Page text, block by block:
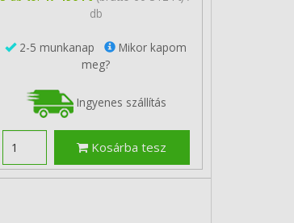
db
2-5 munkanap
Mikor kapom
meg?
Ingyenes szállítás
Kosárba tesz